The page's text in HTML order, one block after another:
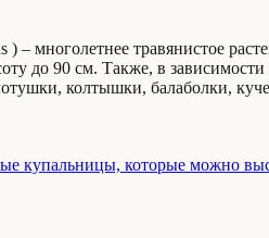
) – многолетнее травянистое
до 90 см. Также, в
колтышки, балаболки,
купальницы, которые можно